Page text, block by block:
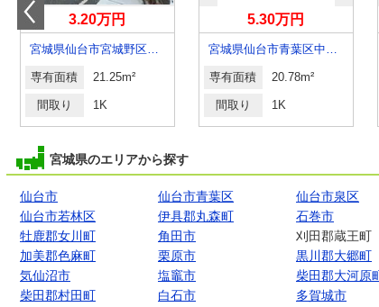
3.20万円
宮城県仙台市宮城野区新田３丁目
専有面積 21.25m²
間取り 1K
5.30万円
宮城県仙台市青葉区中江１
専有面積 20.78m²
間取り 1K
宮城県のエリアから探す
仙台市 仙台市青葉区 仙台市泉区
仙台市若林区
伊具郡丸森町 石巻市
牡鹿郡女川町
角田市 刈田郡蔵王町
加美郡色麻町
栗原市 黒川郡大郷町
気仙沼市
塩竈市 柴田郡大河原
柴田郡村田町
白石市 多賀城市